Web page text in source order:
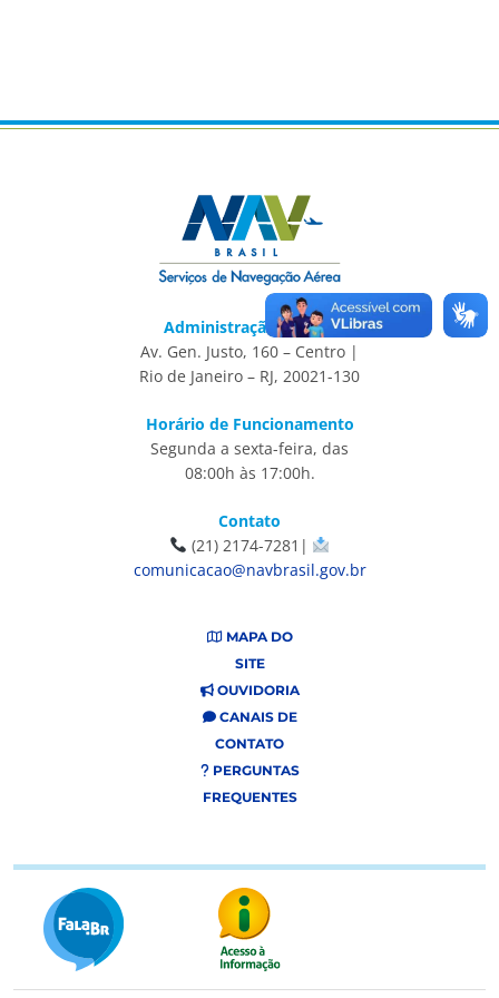
Administração Central
Av. Gen. Justo, 160 – Centro |
Rio de Janeiro – RJ, 20021-130
Horário de Funcionamento
Segunda a sexta-feira, das
08:00h às 17:00h.
Contato
(21) 2174-7281|
comunicacao@navbrasil.gov.br
MAPA DO
SITE
OUVIDORIA
CANAIS DE
CONTATO
PERGUNTAS
FREQUENTES